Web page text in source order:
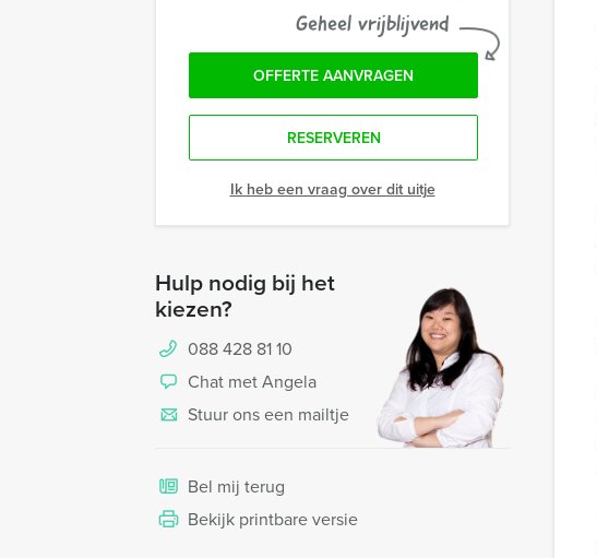
Geheel vrijblijvend
OFFERTE AANVRAGEN
RESERVEREN
Ik heb een vraag over dit uitje
Hulp nodig bij het
kiezen?
088 428 81 10
Chat met Angela
Stuur ons een mailtje
Bel mij terug
Bekijk printbare versie